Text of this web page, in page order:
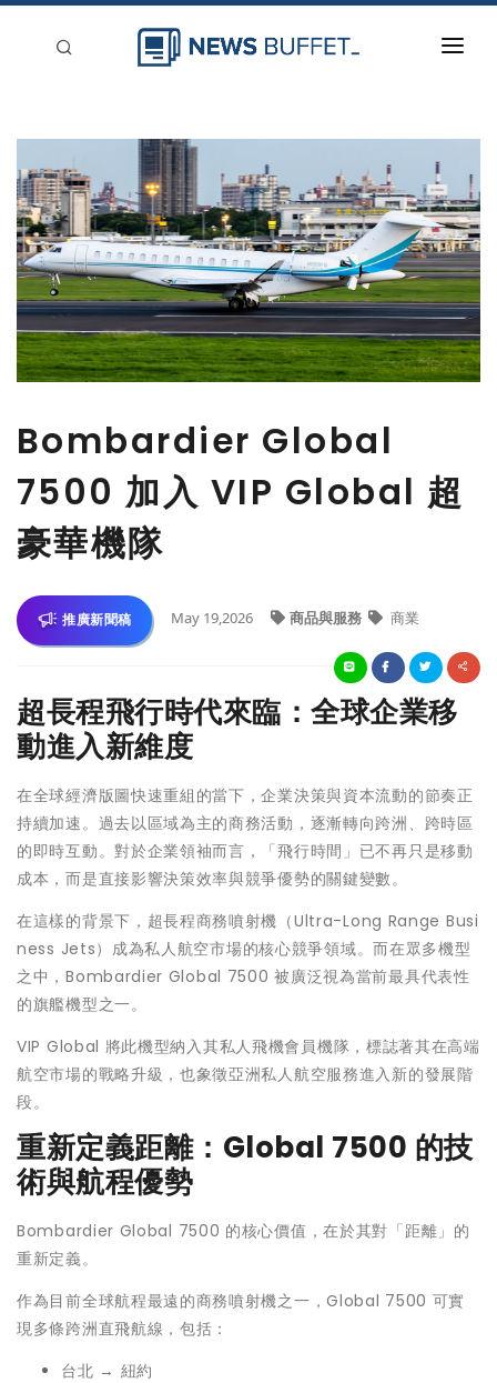
登入
刊登
Bombardier Global
7500 加入 VIP Global 超
豪華機隊
推廣新聞稿 May 19,2026 商品與服務 商業
超長程飛行時代來臨：全球企業移
動進入新維度
在全球經濟版圖快速重組的當下，企業決策與資本流動的節奏正
持續加速。過去以區域為主的商務活動，逐漸轉向跨洲、跨時區
的即時互動。對於企業領袖而言，「飛行時間」已不再只是移動
成本，而是直接影響決策效率與競爭優勢的關鍵變數。
在這樣的背景下，超長程商務噴射機（Ultra-Long Range Busi
ness Jets）成為私人航空市場的核心競爭領域。而在眾多機型
之中，Bombardier Global 7500 被廣泛視為當前最具代表性
的旗艦機型之一。
VIP Global 將此機型納入其私人飛機會員機隊，標誌著其在高端
航空市場的戰略升級，也象徵亞洲私人航空服務進入新的發展階
段。
重新定義距離：Global 7500 的技
術與航程優勢
Bombardier Global 7500 的核心價值，在於其對「距離」的
重新定義。
作為目前全球航程最遠的商務噴射機之一，Global 7500 可實
現多條跨洲直飛航線，包括：
台北 → 紐約